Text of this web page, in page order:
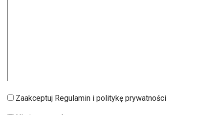
Zaakceptuj Regulamin i politykę prywatności